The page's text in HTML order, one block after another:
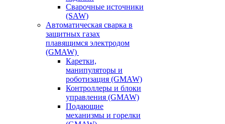
Сварочные источники
(SAW)
Автоматическая сварка в
защитных газах
плавящимся электродом
(GMAW)
Каретки,
манипуляторы и
роботизация (GMAW)
Контроллеры и блоки
управления (GMAW)
Подающие
механизмы и горелки